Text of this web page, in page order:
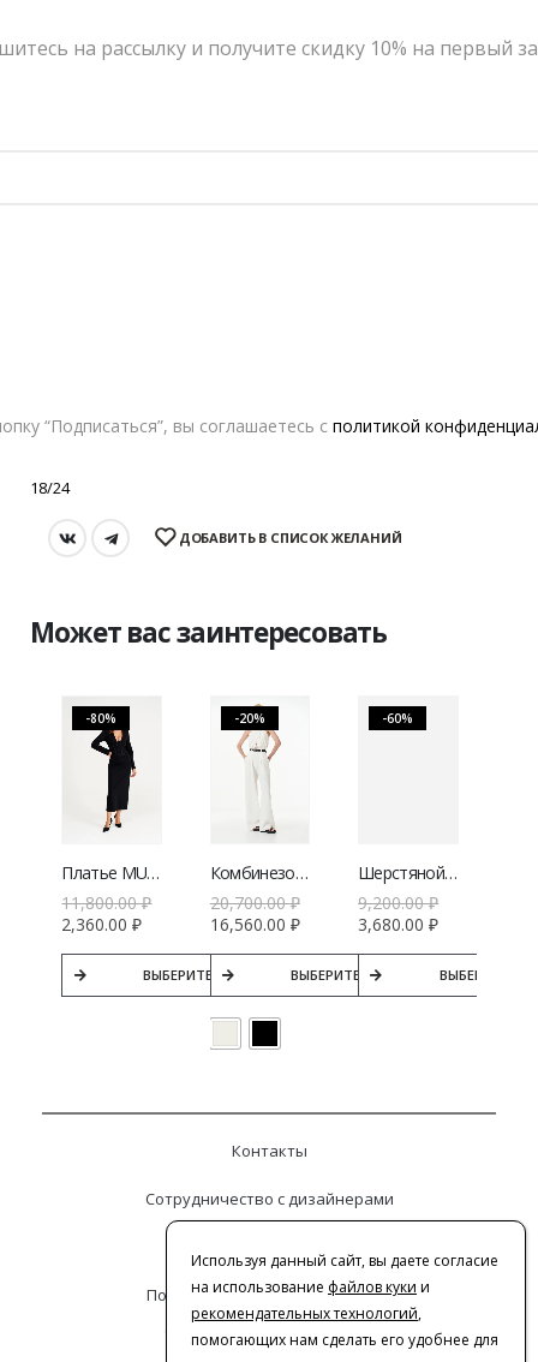
Страна-производитель:Россия
18/24
ДОБАВИТЬ В СПИСОК ЖЕЛАНИЙ
Может вас заинтересовать
-80%
Платье MUA с глубоким декольте
11,800.00₽
2,360.00₽
ВЫБЕРИТЕ ПАРАМЕТРЫ
-20%
Комбинезон A.Burdyugova с открытыми плечами и акцентом на талии
20,700.00₽
16,560.00 ₽
ВЫБЕРИТЕ ПАРАМЕТРЫ
-60%
Шерстяной жилет V|L
9,200.00₽
3,680.00₽
ВЫБЕРИТЕ
Контакты
Сотрудничество с дизайнерами
Политика конфиденциальности
Используя данный сайт, вы даете согласие
на использование файлов куки и
рекомендательных технологий,
помогающих нам сделать его удобнее для
на рассылку и получите скидку 10% на первый
“Подписаться”, вы соглашаетесь с политикой